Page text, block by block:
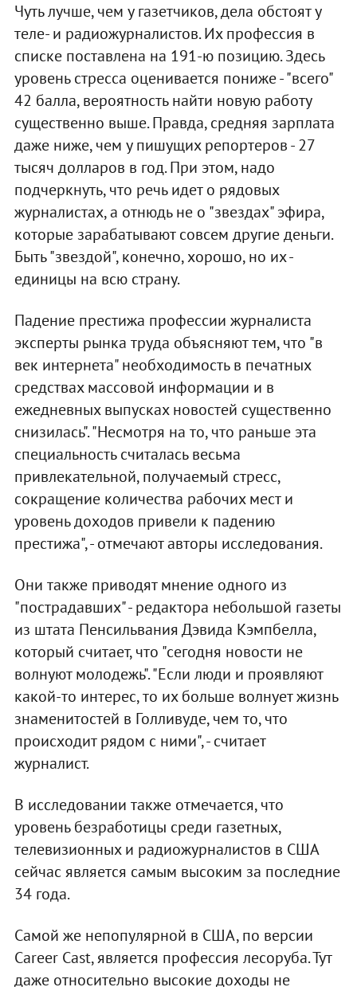
Чуть лучше, чем у газетчиков, дела обстоят у
теле- и радиожурналистов. Их профессия в
списке поставлена на 191-ю позицию. Здесь
уровень стресса оценивается пониже - "всего"
42 балла, вероятность найти новую работу
существенно выше. Правда, средняя зарплата
даже ниже, чем у пишущих репортеров - 27
тысяч долларов в год. При этом, надо
подчеркнуть, что речь идет о рядовых
журналистах, а отнюдь не о "звездах" эфира,
которые зарабатывают совсем другие деньги.
Быть "звездой", конечно, хорошо, но их -
единицы на всю страну.
Падение престижа профессии журналиста
эксперты рынка труда объясняют тем, что "в
век интернета" необходимость в печатных
средствах массовой информации и в
ежедневных выпусках новостей существенно
снизилась". "Несмотря на то, что раньше эта
специальность считалась весьма
привлекательной, получаемый стресс,
сокращение количества рабочих мест и
уровень доходов привели к падению
престижа", - отмечают авторы исследования.
Они также приводят мнение одного из
"пострадавших" - редактора небольшой газеты
из штата Пенсильвания Дэвида Кэмпбелла,
который считает, что "сегодня новости не
волнуют молодежь". "Если люди и проявляют
какой-то интерес, то их больше волнует жизнь
знаменитостей в Голливуде, чем то, что
происходит рядом с ними", - считает
журналист.
В исследовании также отмечается, что
уровень безработицы среди газетных,
телевизионных и радиожурналистов в США
сейчас является самым высоким за последние
34 года.
Самой же непопулярной в США, по версии
Career Cast, является профессия лесоруба. Тут
даже относительно высокие доходы не